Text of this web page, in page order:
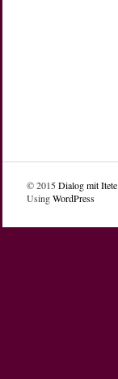
© 2015Dialog mit Itete
UsingWordPress